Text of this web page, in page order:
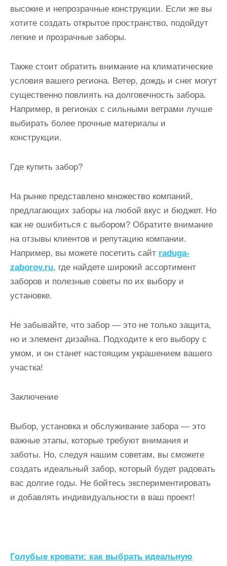
высокие и непрозрачные конструкции. Если же вы
хотите создать открытое пространство, подойдут
легкие и прозрачные заборы.
Также стоит обратить внимание на климатические
условия вашего региона. Ветер, дождь и снег могут
существенно повлиять на долговечность забора.
Например, в регионах с сильными ветрами лучше
выбирать более прочные материалы и
конструкции.
Где купить забор?
На рынке представлено множество компаний,
предлагающих заборы на любой вкус и бюджет. Но
как не ошибиться с выбором? Обратите внимание
на отзывы клиентов и репутацию компании.
Например, вы можете посетить сайт raduga-
zaborov.ru, где найдете широкий ассортимент
заборов и полезные советы по их выбору и
установке.
Не забывайте, что забор — это не только защита,
но и элемент дизайна. Подходите к его выбору с
умом, и он станет настоящим украшением вашего
участка!
Заключение
Выбор, установка и обслуживание забора — это
важные этапы, которые требуют внимания и
заботы. Но, следуя нашим советам, вы сможете
создать идеальный забор, который будет радовать
вас долгие годы. Не бойтесь экспериментировать
и добавлять индивидуальности в ваш проект!
Н
Голубые кровати: как выбрать идеальную